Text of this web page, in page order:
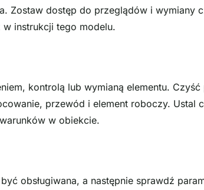
Zostaw dostęp do przeglądów i wymiany
instrukcji tego modelu.
kontrolą lub wymianą elementu.
przewód i element roboczy. Ustal
w obiekcie.
obsługiwana, a następnie sprawdź